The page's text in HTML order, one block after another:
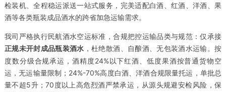
检装机、全程稳运派送一站式服务，完美适配白酒、红酒、洋酒、果
酒等各类瓶装成品酒水的跨省加急运输需求。
我司严格执行民航酒水空运标准，合规把控运输品类与规范：仅承接
正规未开封成品瓶装酒水 ，杜绝散酒、自酿酒、无包装酒水运输。按
度数分级合规承运，酒精度24%以下红酒、低度果酒按普通货物空
运，无运输量限制；24%-70%高度白酒、洋酒合规限量托运，单批总
量不超5升；70度以上高危烈酒严禁承运，从源头规避安检风险，保